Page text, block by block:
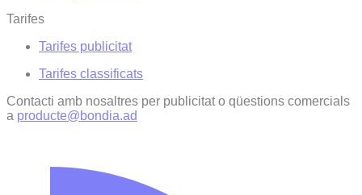
Tarifes
Tarifes publicitat
Tarifes classificats
Contacti amb nosaltres per publicitat o qüestions comercials
a producte@bondia.ad